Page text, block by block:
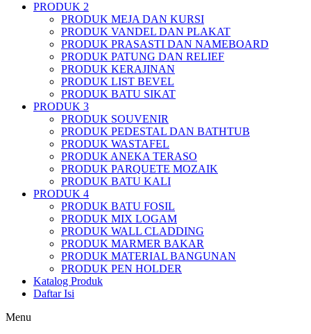
PRODUK 2
PRODUK MEJA DAN KURSI
PRODUK VANDEL DAN PLAKAT
PRODUK PRASASTI DAN NAMEBOARD
PRODUK PATUNG DAN RELIEF
PRODUK KERAJINAN
PRODUK LIST BEVEL
PRODUK BATU SIKAT
PRODUK 3
PRODUK SOUVENIR
PRODUK PEDESTAL DAN BATHTUB
PRODUK WASTAFEL
PRODUK ANEKA TERASO
PRODUK PARQUETE MOZAIK
PRODUK BATU KALI
PRODUK 4
PRODUK BATU FOSIL
PRODUK MIX LOGAM
PRODUK WALL CLADDING
PRODUK MARMER BAKAR
PRODUK MATERIAL BANGUNAN
PRODUK PEN HOLDER
Katalog Produk
Daftar Isi
Menu